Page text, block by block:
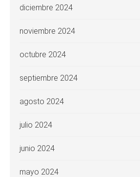
diciembre 2024
noviembre 2024
octubre 2024
septiembre 2024
agosto 2024
julio 2024
junio 2024
mayo 2024